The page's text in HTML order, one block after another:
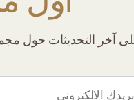
آخر التحديثات حول